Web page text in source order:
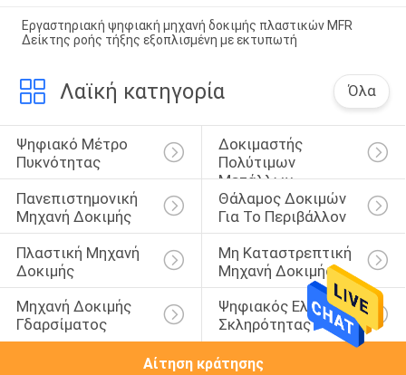
Εργαστηριακή ψηφιακή μηχανή δοκιμής πλαστικών MFR
Δείκτης ροής τήξης εξοπλισμένη με εκτυπωτή
Λαϊκή κατηγορία Όλα
Ψηφιακό Μέτρο
Πυκνότητας
Δοκιμαστής
Πολύτιμων
Μετάλλων
Πανεπιστημονική
Μηχανή Δοκιμής
Θάλαμος Δοκιμών
Για Το Περιβάλλον
Πλαστική Μηχανή
Δοκιμής
Μη Καταστρεπτική
Μηχανή Δοκιμής
Μηχανή Δοκιμής
Γδαρσίματος
Ψηφιακός Ελεγκτής
Σκληρότητας
Αίτηση κράτησης